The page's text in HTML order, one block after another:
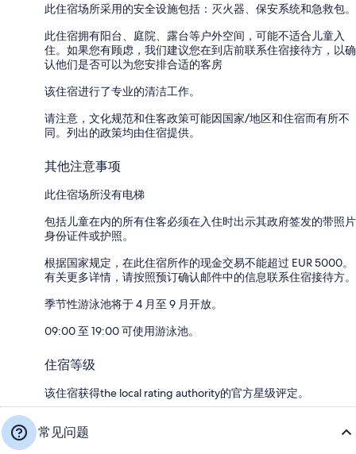
此住宿场所采用的安全设施包括：灭火器、保安系统和急救包。
此住宿拥有阳台、庭院、露台等户外空间，可能不适合儿童入
住。如果您有顾虑，我们建议您在到店前联系住宿接待方，以确
认他们是否可以为您安排合适的客房
该住宿进行了专业的清洁工作。
请注意，文化规范和住客政策可能因国家/地区和住宿而有所不
同。列出的政策均由住宿提供。
其他注意事项
此住宿场所没有电梯
包括儿童在内的所有住客必须在入住时出示其政府签发的带照片
身份证件或护照。
根据国家规定，在此住宿所作的现金交易不能超过 EUR 5000。
有关更多详情，请按照预订确认邮件中的信息联系住宿接待方。
季节性游泳池将于 4 月至 9 月开放。
09:00 至 19:00 可使用游泳池。
住宿等级
该住宿获得the local rating authority的官方星级评定。
常见问题